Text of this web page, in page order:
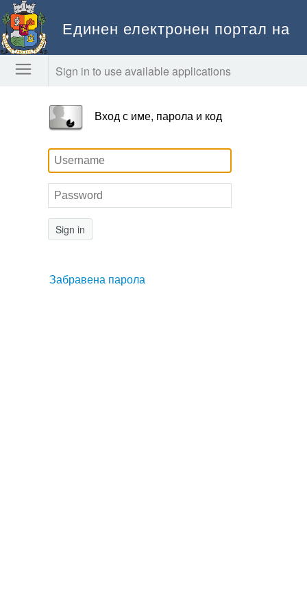
Единен електронен портал на
Столична община
Sign in to use available applications
Вход с име, парола и код
Sign in
Забравена парола